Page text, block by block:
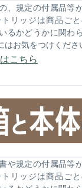
、規定の付属品等
リッジは商品ご
るかどうかに関わ
お気をつけくださ
こちら
や規定の付属品等
リッジは商品ご